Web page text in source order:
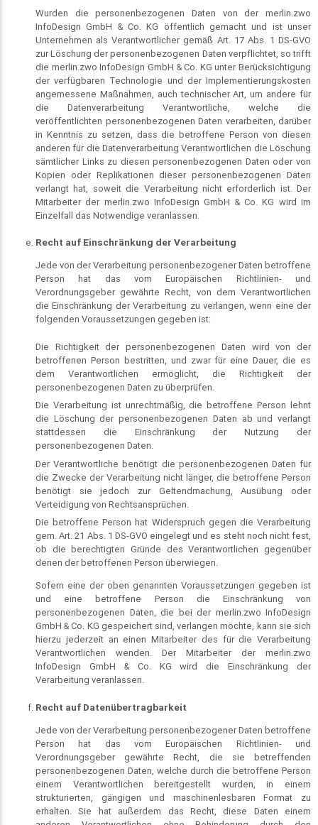
Wurden die personenbezogenen Daten von der merlin.zwo
InfoDesign GmbH & Co. KG öffentlich gemacht und ist unser
Unternehmen als Verantwortlicher gemäß Art. 17 Abs. 1 DS-GVO
zur Löschung der personenbezogenen Daten verpflichtet, so trifft
die merlin.zwo InfoDesign GmbH & Co. KG unter Berücksichtigung
der verfügbaren Technologie und der Implementierungskosten
angemessene Maßnahmen, auch technischer Art, um andere für
die Datenverarbeitung Verantwortliche, welche die
veröffentlichten personenbezogenen Daten verarbeiten, darüber
in Kenntnis zu setzen, dass die betroffene Person von diesen
anderen für die Datenverarbeitung Verantwortlichen die Löschung
sämtlicher Links zu diesen personenbezogenen Daten oder von
Kopien oder Replikationen dieser personenbezogenen Daten
verlangt hat, soweit die Verarbeitung nicht erforderlich ist. Der
Mitarbeiter der merlin.zwo InfoDesign GmbH & Co. KG wird im
Einzelfall das Notwendige veranlassen.
Recht auf Einschränkung der Verarbeitung
Jede von der Verarbeitung personenbezogener Daten betroffene
Person hat das vom Europäischen Richtlinien- und
Verordnungsgeber gewährte Recht, von dem Verantwortlichen
die Einschränkung der Verarbeitung zu verlangen, wenn eine der
folgenden Voraussetzungen gegeben ist:
Die Richtigkeit der personenbezogenen Daten wird von der
betroffenen Person bestritten, und zwar für eine Dauer, die es
dem Verantwortlichen ermöglicht, die Richtigkeit der
personenbezogenen Daten zu überprüfen.
Die Verarbeitung ist unrechtmäßig, die betroffene Person lehnt
die Löschung der personenbezogenen Daten ab und verlangt
stattdessen die Einschränkung der Nutzung der
personenbezogenen Daten.
Der Verantwortliche benötigt die personenbezogenen Daten für
die Zwecke der Verarbeitung nicht länger, die betroffene Person
benötigt sie jedoch zur Geltendmachung, Ausübung oder
Verteidigung von Rechtsansprüchen.
Die betroffene Person hat Widerspruch gegen die Verarbeitung
gem. Art. 21 Abs. 1 DS-GVO eingelegt und es steht noch nicht fest,
ob die berechtigten Gründe des Verantwortlichen gegenüber
denen der betroffenen Person überwiegen.
Sofern eine der oben genannten Voraussetzungen gegeben ist
und eine betroffene Person die Einschränkung von
personenbezogenen Daten, die bei der merlin.zwo InfoDesign
GmbH & Co. KG gespeichert sind, verlangen möchte, kann sie sich
hierzu jederzeit an einen Mitarbeiter des für die Verarbeitung
Verantwortlichen wenden. Der Mitarbeiter der merlin.zwo
InfoDesign GmbH & Co. KG wird die Einschränkung der
Verarbeitung veranlassen.
Recht auf Datenübertragbarkeit
Jede von der Verarbeitung personenbezogener Daten betroffene
Person hat das vom Europäischen Richtlinien- und
Verordnungsgeber gewährte Recht, die sie betreffenden
personenbezogenen Daten, welche durch die betroffene Person
einem Verantwortlichen bereitgestellt wurden, in einem
strukturierten, gängigen und maschinenlesbaren Format zu
erhalten. Sie hat außerdem das Recht, diese Daten einem